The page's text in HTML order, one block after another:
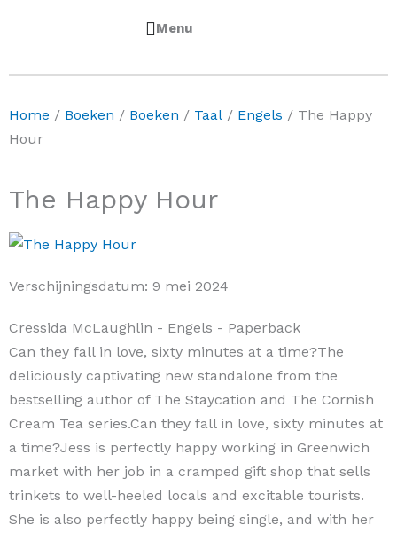
Home / Boeken / Boeken / Taal / Engels / The Happy
Hour
The Happy Hour
Verschijningsdatum: 9 mei 2024
Cressida McLaughlin - Engels - Paperback
Can they fall in love, sixty minutes at a time?The
deliciously captivating new standalone from the
bestselling author of The Staycation and The Cornish
Cream Tea series.Can they fall in love, sixty minutes at
a time?Jess is perfectly happy working in Greenwich
market with her job in a cramped gift shop that sells
trinkets to well-heeled locals and excitable tourists.
She is also perfectly happy being single, and with her